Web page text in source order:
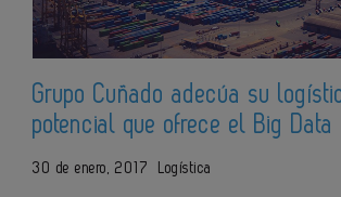
Grupo Cuñado adecúa su
potencial que ofrece el Big Data
30 de enero, 2017 Logística